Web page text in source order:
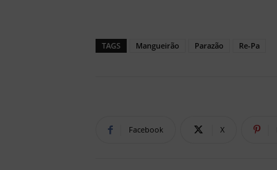
TAGS Mangueirão Parazão Re-Pa
Facebook X